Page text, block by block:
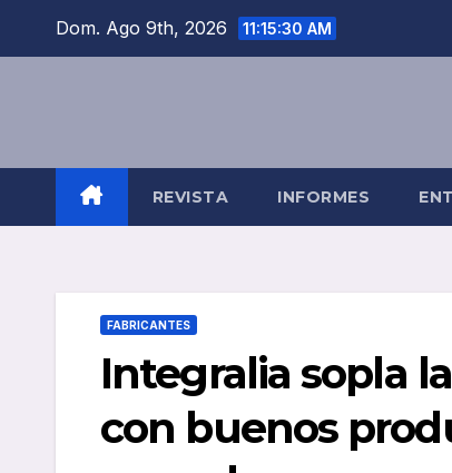
Dom. Ago 9th, 2026 11:15:31 AM
REVISTA INFORMES
FABRICANTES
Integralia sopla
con buenos